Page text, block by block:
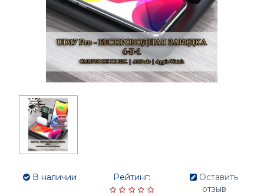
В наличии Рейтинг:
Оставить
отзыв